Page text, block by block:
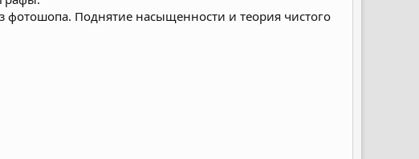
фотошопа. Поднятие насыщенности и теория чистого